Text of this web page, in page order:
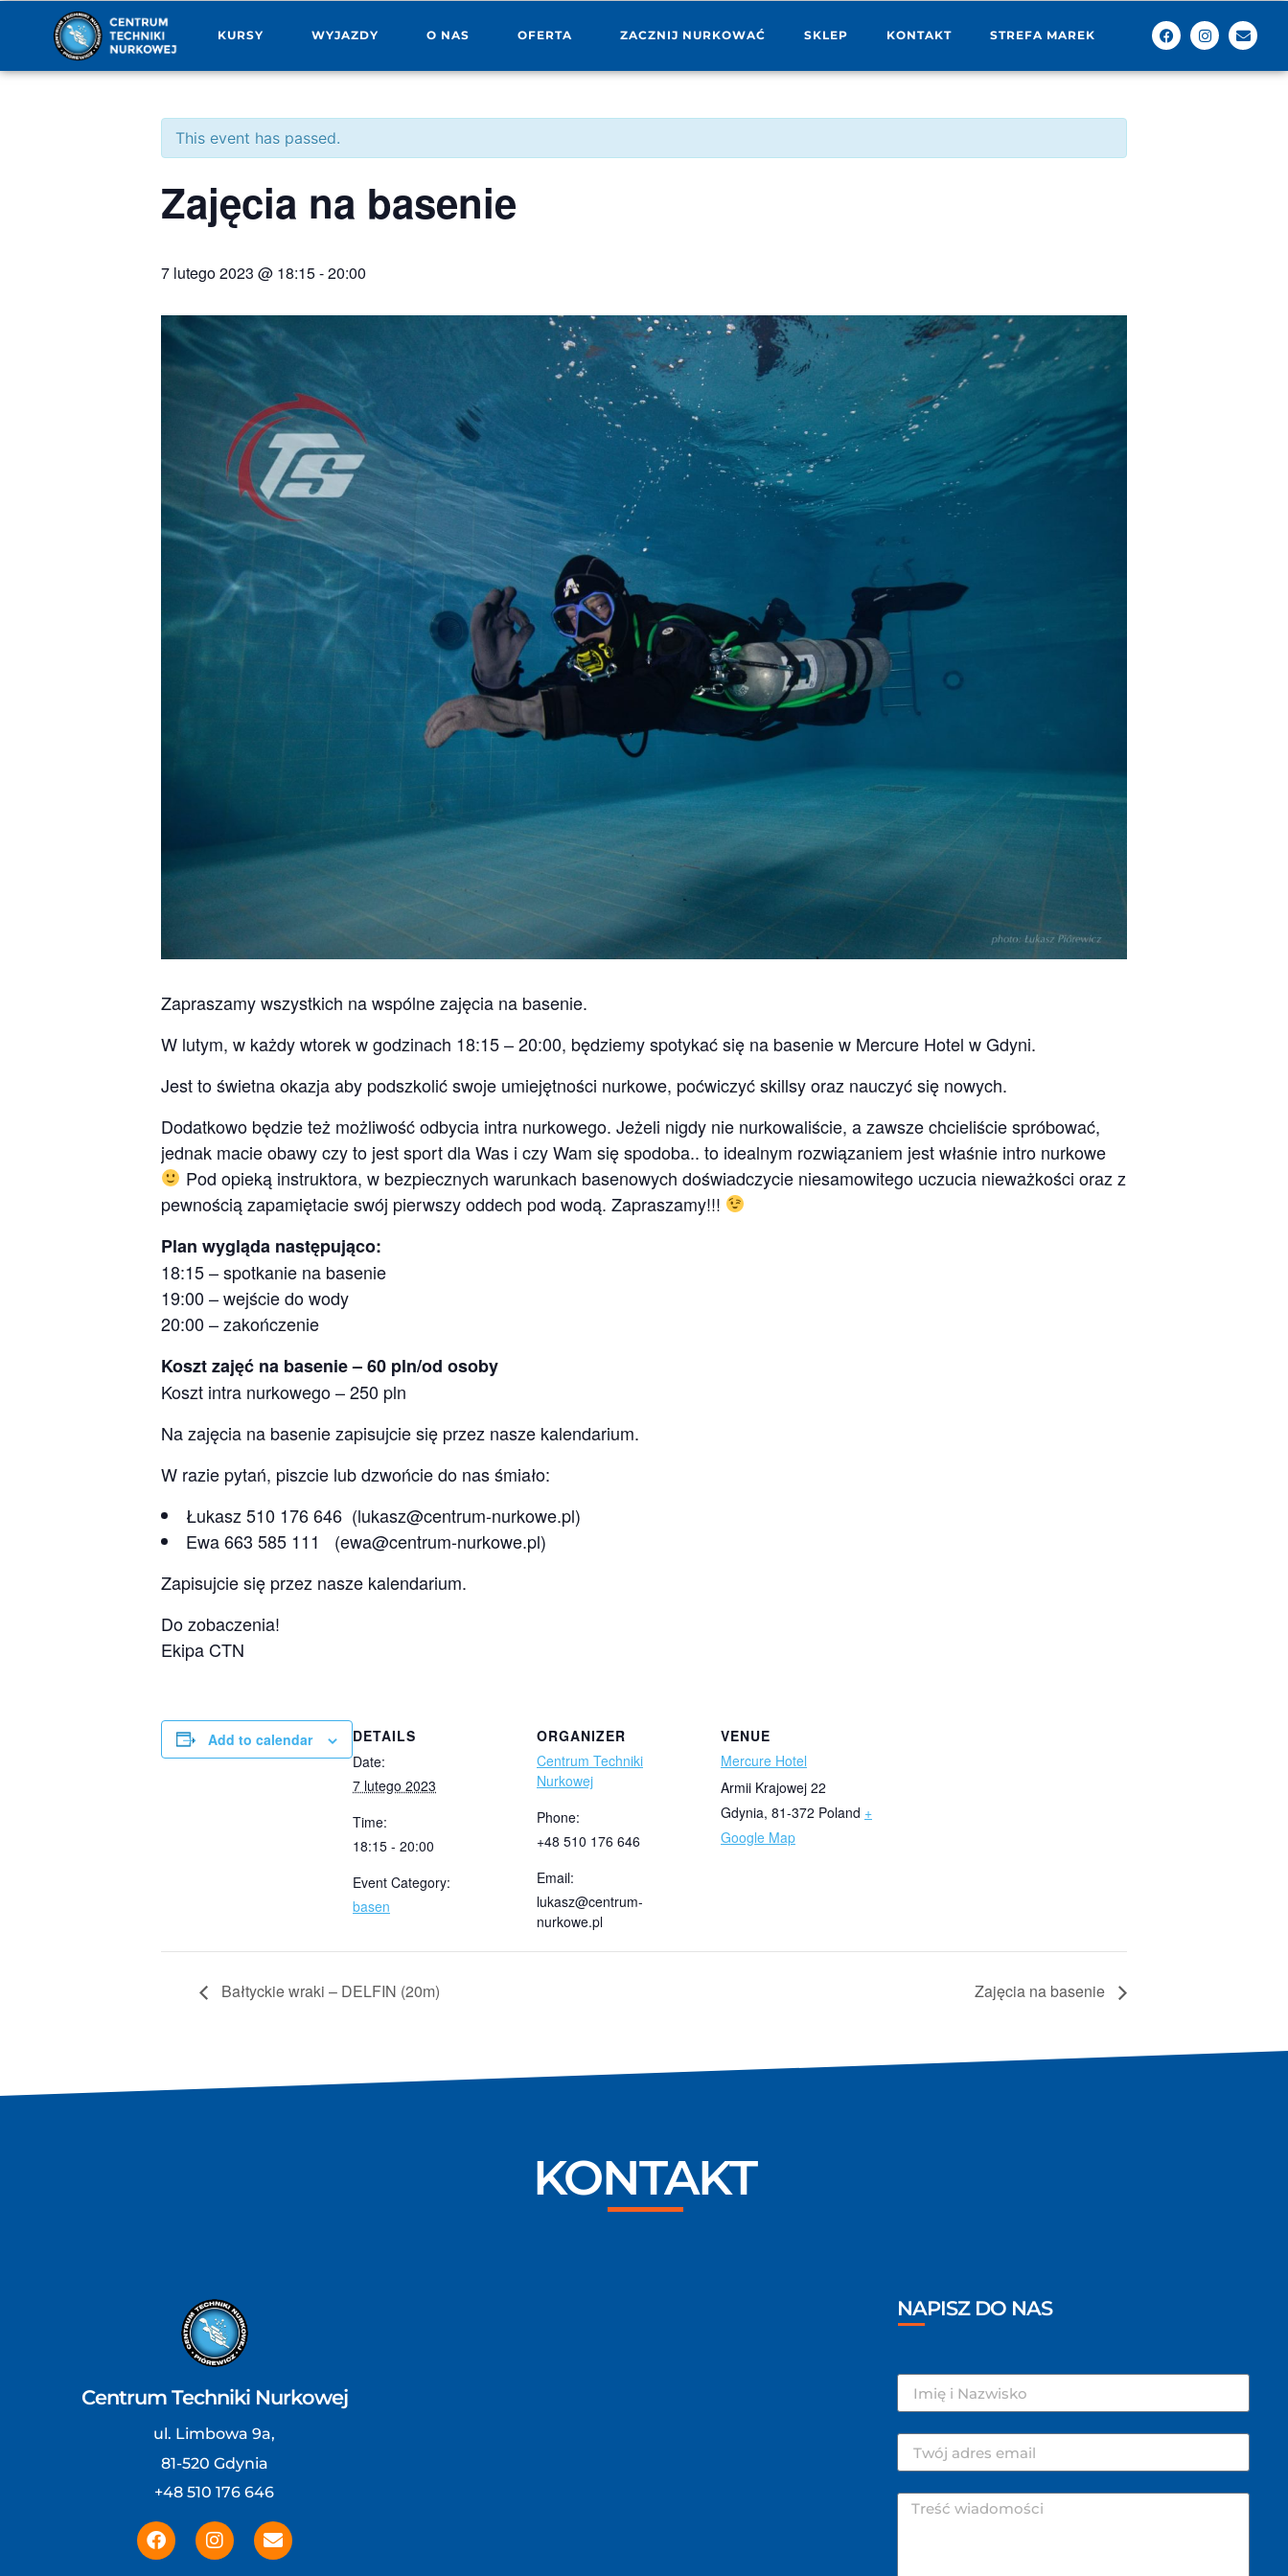
KURSY WYJAZDY O NAS OFERTA ZACZNIJ NURKOWAĆ SKLEP KONTAKT STREFA MAREK
This event has passed.
Zajęcia na basenie
7 lutego 2023 @ 18:15-20:00
Zapraszamy wszystkich na wspólne zajęcia na basenie.
W lutym, w każdy wtorek w godzinach 18:15 – 20:00, będziemy spotykać się na basenie w Mercure Hotel w Gdyni.
Jest to świetna okazja aby podszkolić swoje umiejętności nurkowe, poćwiczyć skillsy oraz nauczyć się nowych.
Dodatkowo będzie też możliwość odbycia intra nurkowego. Jeżeli nigdy nie nurkowaliście, a zawsze chcieliście spróbować,
jednak macie obawy czy to jest sport dla Was i czy Wam się spodoba.. to idealnym rozwiązaniem jest właśnie intro nurkowe
Pod opieką instruktora, w bezpiecznych warunkach basenowych doświadczycie niesamowitego uczucia nieważkości oraz z
pewnością zapamiętacie swój pierwszy oddech pod wodą. Zapraszamy!!!
Plan wygląda następująco:
18:15 – spotkanie na basenie
19:00 – wejście do wody
20:00 – zakończenie
Koszt zajęć na basenie – 60 pln/od osoby
Koszt intra nurkowego – 250 pln
Na zajęcia na basenie zapisujcie się przez nasze kalendarium.
W razie pytań, piszcie lub dzwońcie do nas śmiało:
Łukasz 510 176 646 (lukasz@centrum-nurkowe.pl)
Ewa 663 585 111 (ewa@centrum-nurkowe.pl)
Zapisujcie się przez nasze kalendarium.
Do zobaczenia!
Ekipa CTN
Add to calendar
DETAILS
Date:
7 lutego 2023
Time:
18:15 - 20:00
Event Category:
basen
ORGANIZER
Centrum Techniki
Nurkowej
Phone:
+48 510 176 646
Email:
lukasz@centrum-
nurkowe.pl
VENUE
Mercure Hotel
Armii Krajowej 22
Gdynia, 81-372 Poland +
Google Map
Bałtyckie wraki – DELFIN (20m) Zajęcia na basenie
KONTAKT
Centrum Techniki Nurkowej
ul. Limbowa 9a,
81-520 Gdynia
+48 510 176 646
NAPISZ DO NAS